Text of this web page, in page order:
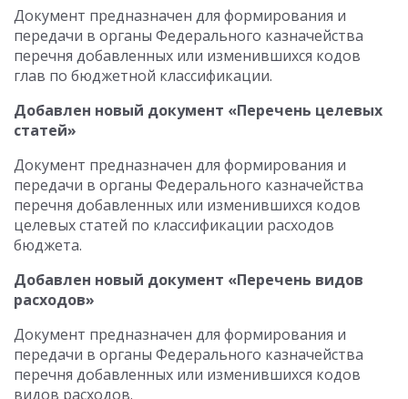
Документ предназначен для формирования и
передачи в органы Федерального казначейства
перечня добавленных или изменившихся кодов
глав по бюджетной классификации.
Добавлен новый документ «Перечень целевых
статей»
Документ предназначен для формирования и
передачи в органы Федерального казначейства
перечня добавленных или изменившихся кодов
целевых статей по классификации расходов
бюджета.
Добавлен новый документ «Перечень видов
расходов»
Документ предназначен для формирования и
передачи в органы Федерального казначейства
перечня добавленных или изменившихся кодов
видов расходов.